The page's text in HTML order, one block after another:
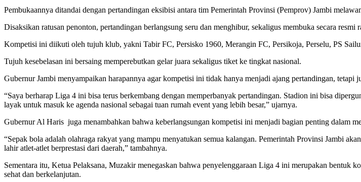
Pembukaannya ditandai dengan pertandingan eksibisi antara tim Pemerintah Provinsi (Pemprov) Jambi
Disaksikan ratusan penonton, pertandingan berlangsung seru dan menghibur, sekaligus membuka secara
Kompetisi ini diikuti oleh tujuh klub, yakni Tabir FC, Persisko 1960, Merangin FC, Persikoja, Perselu, PS
Tujuh kesebelasan ini bersaing memperebutkan gelar juara sekaligus tiket ke tingkat nasional.
Gubernur Jambi menyampaikan harapannya agar kompetisi ini tidak hanya menjadi ajang pertandingan, tetapi
“Saya berharap Liga 4 ini bisa terus berkembang dengan memperbanyak pertandingan. Stadion ini bisa
layak untuk masuk ke agenda nasional sebagai tuan rumah event yang lebih besar,” ujarnya.
Gubernur Al Haris juga menambahkan bahwa keberlangsungan kompetisi ini menjadi bagian penting dalam
“Sepak bola adalah olahraga rakyat yang mampu menyatukan semua kalangan. Pemerintah Provinsi Jambi
lahir atlet-atlet berprestasi dari daerah,” tambahnya.
Sementara itu, Ketua Pelaksana, Muzakir menegaskan bahwa penyelenggaraan Liga 4 ini merupakan bentuk
sehat dan berkelanjutan.